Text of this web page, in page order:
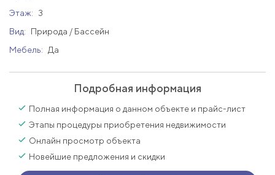
Этаж:
3
Вид:
Природа / Бассейн
Мебель:
Да
Подробная информация
Полная информация о данном объекте и прайс-лист
Этапы процедуры приобретения недвижимости
Онлайн просмотр объекта
Новейшие предложения и скидки